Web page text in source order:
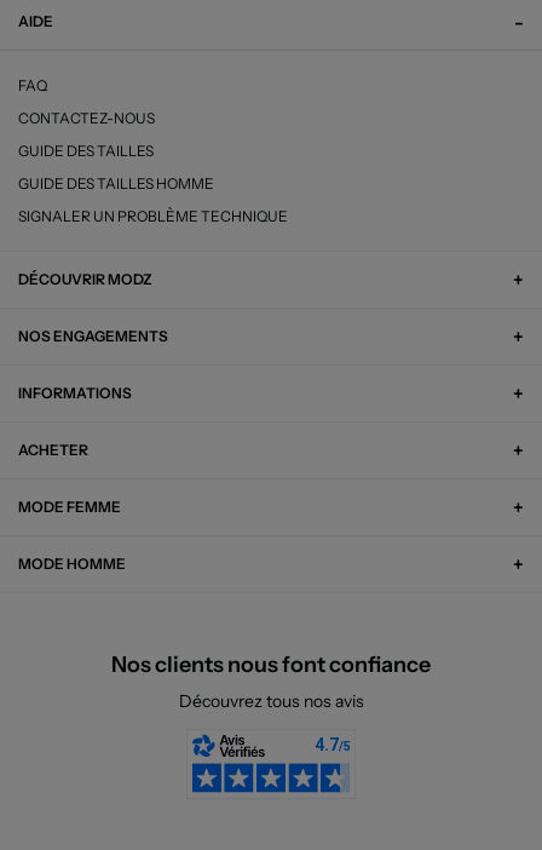
AIDE
FAQ
CONTACTEZ-NOUS
GUIDE DES TAILLES
GUIDE DES TAILLES HOMME
SIGNALER UN PROBLÈME TECHNIQUE
DÉCOUVRIR MODZ
NOS ENGAGEMENTS
INFORMATIONS
ACHETER
MODE FEMME
MODE HOMME
Nos clients nous font confiance
Découvrez tous nos avis